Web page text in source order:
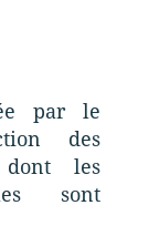
par le
des
dont les
sont